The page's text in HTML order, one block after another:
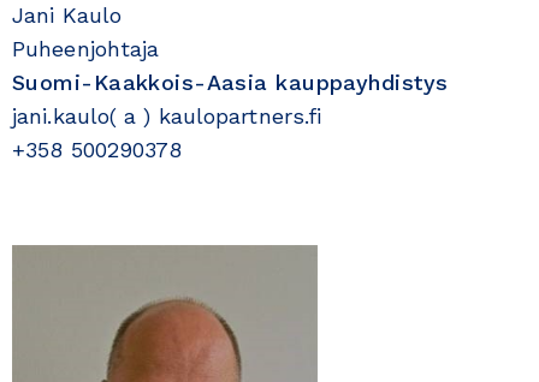
Jani Kaulo
Puheenjohtaja
Suomi-Kaakkois-Aasia kauppayhdistys
jani.kaulo( a ) kaulopartners.fi
+358 500290378